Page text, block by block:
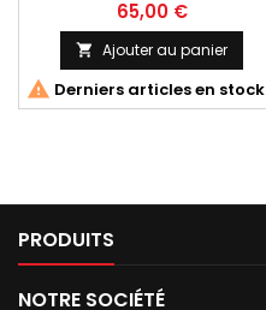
65,00 €
 Ajouter au panier
 Derniers articles en stock
PRODUITS
NOTRE SOCIÉTÉ